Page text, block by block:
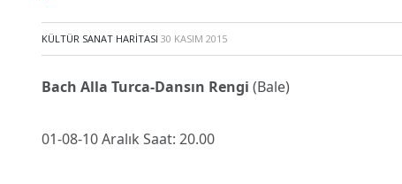
KÜLTÜR SANAT HARITASI 30 KASIM 2015
Bach Alla Turca-Dansın Rengi (Bale)
01-08-10 Aralık Saat: 20.00